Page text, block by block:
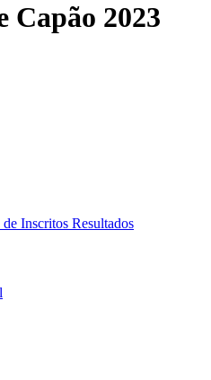
Capão 2023
Inscritos Resultados